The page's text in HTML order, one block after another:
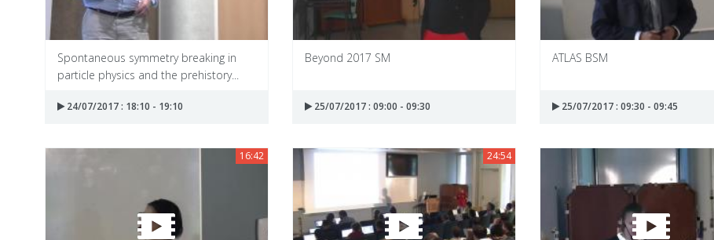
Spontaneous symmetry breaking in
particle physics and the prehistory...
24/07/2017 : 18:10 - 19:10
Beyond 2017 SM
25/07/2017 : 09:00 - 09:30
ATLAS BSM
25/07/2017 : 09:30 - 09:45
16:42 24:54